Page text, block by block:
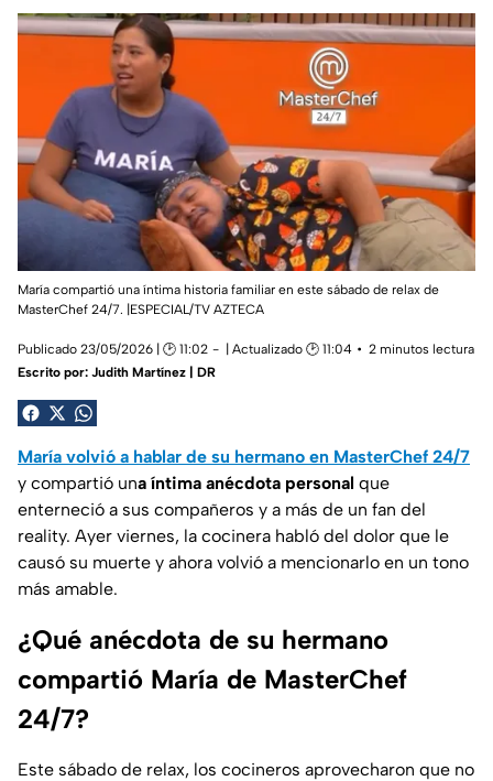
María compartió una íntima historia familiar en este sábado de relax de
MasterChef 24/7. |ESPECIAL/TV AZTECA
Publicado 23/05/2026 | 🕑 11:02 | Actualizado 🕑 11:04
2 minutos lectura
Escrito por: Judith Martínez | DR
María volvió a hablar de su hermano en MasterChef 24/7
y compartió una íntima anécdota personal que
enterneció a sus compañeros y a más de un fan del
reality. Ayer viernes, la cocinera habló del dolor que le
causó su muerte y ahora volvió a mencionarlo en un tono
más amable.
¿Qué anécdota de su hermano
compartió María de MasterChef
24/7?
Este sábado de relax, los cocineros aprovecharon que no